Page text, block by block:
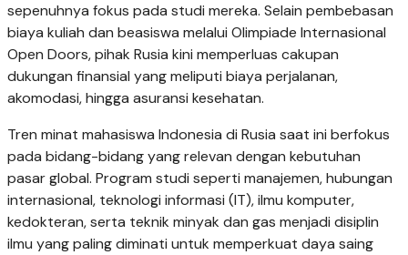
sepenuhnya fokus pada studi mereka. Selain pembebasan
biaya kuliah dan beasiswa melalui Olimpiade Internasional
Open Doors, pihak Rusia kini memperluas cakupan
dukungan finansial yang meliputi biaya perjalanan,
akomodasi, hingga asuransi kesehatan.
Tren minat mahasiswa Indonesia di Rusia saat ini berfokus
pada bidang-bidang yang relevan dengan kebutuhan
pasar global. Program studi seperti manajemen, hubungan
internasional, teknologi informasi (IT), ilmu komputer,
kedokteran, serta teknik minyak dan gas menjadi disiplin
ilmu yang paling diminati untuk memperkuat daya saing